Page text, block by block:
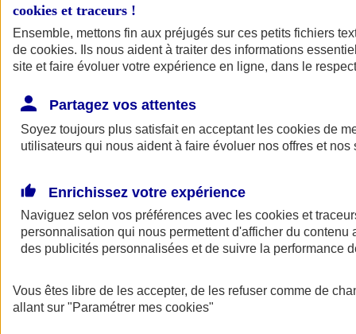
AXA Assurance
cookies et traceurs !
Ensemble, mettons fin aux préjugés sur ces petits fichiers
de cookies. Ils nous aident à traiter des informations
site et faire évoluer votre expérience en ligne, dans le
Partagez vos attentes
Soyez toujours plus satisfait en acceptant les cookies de
utilisateurs qui nous aident à faire évoluer nos offres et nos
Enrichissez votre expérience
Naviguez selon vos préférences avec les cookies et
personnalisation qui nous permettent d'afficher du contenu
des publicités personnalisées et de suivre la performance
Vous êtes libre de les accepter, de les refuser comme de
allant sur "Paramétrer mes cookies"